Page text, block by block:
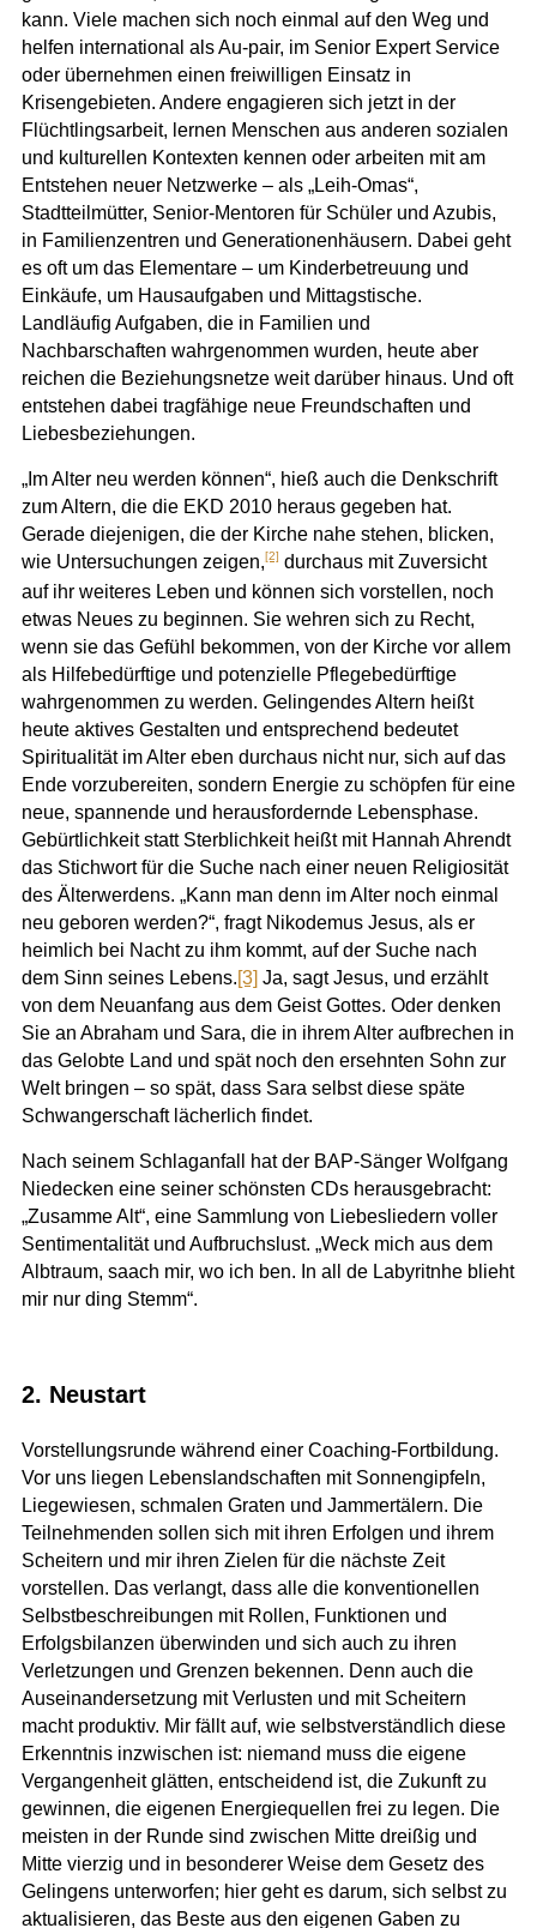
kann. Viele machen sich noch einmal auf den Weg und
helfen international als Au-pair, im Senior Expert Service
oder übernehmen einen freiwilligen Einsatz in
Krisengebieten. Andere engagieren sich jetzt in der
Flüchtlingsarbeit, lernen Menschen aus anderen sozialen
und kulturellen Kontexten kennen oder arbeiten mit am
Entstehen neuer Netzwerke – als „Leih-Omas“,
Stadtteilmütter, Senior-Mentoren für Schüler und Azubis,
in Familienzentren und Generationenhäusern. Dabei geht
es oft um das Elementare – um Kinderbetreuung und
Einkäufe, um Hausaufgaben und Mittagstische.
Landläufig Aufgaben, die in Familien und
Nachbarschaften wahrgenommen wurden, heute aber
reichen die Beziehungsnetze weit darüber hinaus. Und oft
entstehen dabei tragfähige neue Freundschaften und
Liebesbeziehungen.
„Im Alter neu werden können“, hieß auch die Denkschrift
zum Altern, die die EKD 2010 heraus gegeben hat.
Gerade diejenigen, die der Kirche nahe stehen, blicken,
wie Untersuchungen zeigen,[2] durchaus mit Zuversicht
auf ihr weiteres Leben und können sich vorstellen, noch
etwas Neues zu beginnen. Sie wehren sich zu Recht,
wenn sie das Gefühl bekommen, von der Kirche vor allem
als Hilfebedürftige und potenzielle Pflegebedürftige
wahrgenommen zu werden. Gelingendes Altern heißt
heute aktives Gestalten und entsprechend bedeutet
Spiritualität im Alter eben durchaus nicht nur, sich auf das
Ende vorzubereiten, sondern Energie zu schöpfen für eine
neue, spannende und herausfordernde Lebensphase.
Gebürtlichkeit statt Sterblichkeit heißt mit Hannah Ahrendt
das Stichwort für die Suche nach einer neuen Religiosität
des Älterwerdens. „Kann man denn im Alter noch einmal
neu geboren werden?“, fragt Nikodemus Jesus, als er
heimlich bei Nacht zu ihm kommt, auf der Suche nach
dem Sinn seines Lebens.[3] Ja, sagt Jesus, und erzählt
von dem Neuanfang aus dem Geist Gottes. Oder denken
Sie an Abraham und Sara, die in ihrem Alter aufbrechen in
das Gelobte Land und spät noch den ersehnten Sohn zur
Welt bringen – so spät, dass Sara selbst diese späte
Schwangerschaft lächerlich findet.
Nach seinem Schlaganfall hat der BAP-Sänger Wolfgang
Niedecken eine seiner schönsten CDs herausgebracht:
„Zusamme Alt“, eine Sammlung von Liebesliedern voller
Sentimentalität und Aufbruchslust. „Weck mich aus dem
Albtraum, saach mir, wo ich ben. In all de Labyritnhe blieht
mir nur ding Stemm“.
2. Neustart
Vorstellungsrunde während einer Coaching-Fortbildung.
Vor uns liegen Lebenslandschaften mit Sonnengipfeln,
Liegewiesen, schmalen Graten und Jammertälern. Die
Teilnehmenden sollen sich mit ihren Erfolgen und ihrem
Scheitern und mir ihren Zielen für die nächste Zeit
vorstellen. Das verlangt, dass alle die konventionellen
Selbstbeschreibungen mit Rollen, Funktionen und
Erfolgsbilanzen überwinden und sich auch zu ihren
Verletzungen und Grenzen bekennen. Denn auch die
Auseinandersetzung mit Verlusten und mit Scheitern
macht produktiv. Mir fällt auf, wie selbstverständlich diese
Erkenntnis inzwischen ist: niemand muss die eigene
Vergangenheit glätten, entscheidend ist, die Zukunft zu
gewinnen, die eigenen Energiequellen frei zu legen. Die
meisten in der Runde sind zwischen Mitte dreißig und
Mitte vierzig und in besonderer Weise dem Gesetz des
Gelingens unterworfen; hier geht es darum, sich selbst zu
aktualisieren, das Beste aus den eigenen Gaben zu